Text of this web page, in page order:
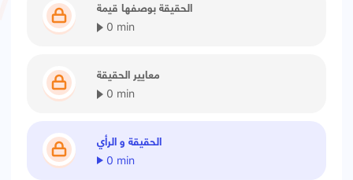
الحقيقة بوصفها قيمة
0 min
معايير الحقيقة
0 min
الحقيقة و الرأي
0 min